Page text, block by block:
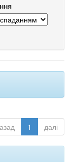
1 далі